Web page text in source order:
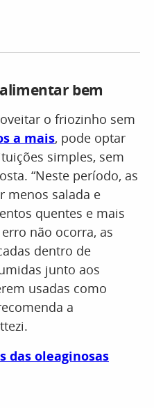
bem
o friozinho sem
a mais, pode optar
simples, sem
“Neste período, as
menos salada e
quentes e mais
não ocorra, as
dentro de
junto aos
usadas como
a
das oleaginosas